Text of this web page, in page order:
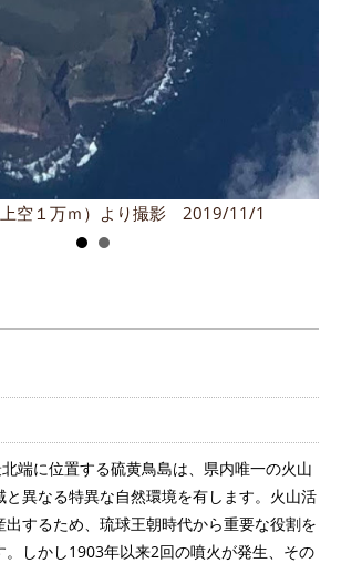
空１万ｍ）より撮影 2019/11/1
端に位置する硫黄鳥島は、県内唯一の火山
と異なる特異な自然環境を有します。火山活
するため、琉球王朝時代から重要な役割を
。しかし1903年以来2回の噴火が発生、その